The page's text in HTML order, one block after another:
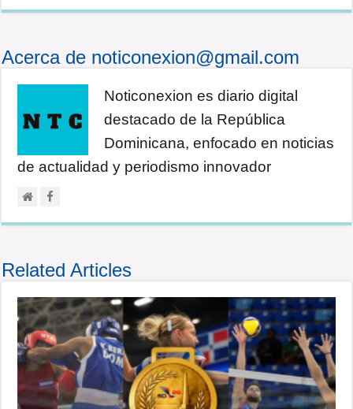
Acerca de noticonexion@gmail.com
Noticonexion es diario digital
destacado de la República
Dominicana, enfocado en noticias
de actualidad y periodismo innovador
Related Articles